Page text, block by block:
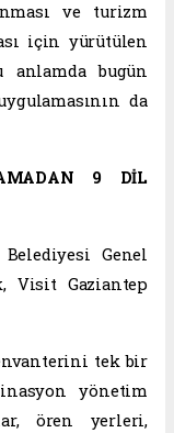
ve turizm
için yürütülen
anlamda bugün
da
9 DİL
Genel
Visit Gaziantep
tek bir
yönetim
ören yerleri,